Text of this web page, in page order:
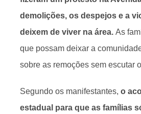
demolições, os despejos e a
deixem de viver na área. As
que possam deixar a
sobre as remoções sem escutar
Segundo os manifestantes, o
estadual para que as famílias